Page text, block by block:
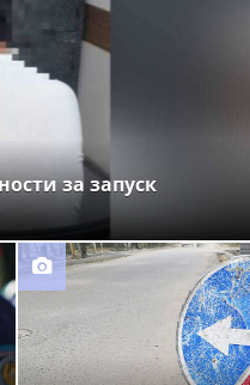
за запуск